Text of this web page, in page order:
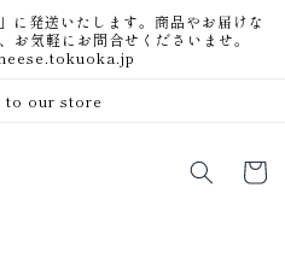
に発送いたします。商品やお届けな
お気軽にお問合せくださいませ。
to our store
ー